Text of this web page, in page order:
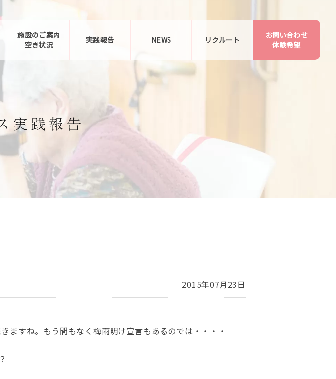
施設のご案内
空き状況
実践報告 NEWS リクルート
お問い合わせ
体験希望
2015年07月23日
ますね。もう間もなく梅雨明け宣言もあるのでは・・・・